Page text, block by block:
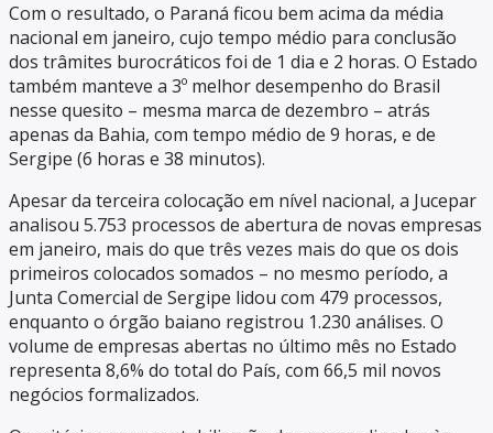
Com o resultado, o Paraná ficou bem acima da média
nacional em janeiro, cujo tempo médio para conclusão
dos trâmites burocráticos foi de 1 dia e 2 horas. O Estado
também manteve a 3º melhor desempenho do Brasil
nesse quesito – mesma marca de dezembro – atrás
apenas da Bahia, com tempo médio de 9 horas, e de
Sergipe (6 horas e 38 minutos).
Apesar da terceira colocação em nível nacional, a Jucepar
analisou 5.753 processos de abertura de novas empresas
em janeiro, mais do que três vezes mais do que os dois
primeiros colocados somados – no mesmo período, a
Junta Comercial de Sergipe lidou com 479 processos,
enquanto o órgão baiano registrou 1.230 análises. O
volume de empresas abertas no último mês no Estado
representa 8,6% do total do País, com 66,5 mil novos
negócios formalizados.